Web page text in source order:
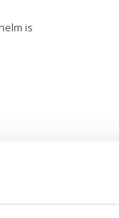
is
ook geen